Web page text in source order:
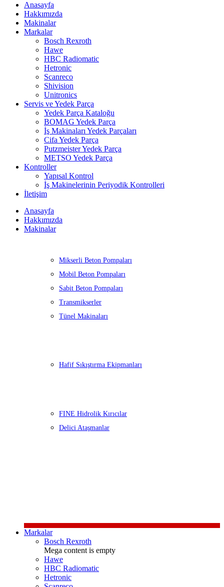
Anasayfa
Hakkımızda
Makinalar
Markalar
Bosch Rexroth
Hawe
HBC Radiomatic
Hetronic
Scanreco
Shivision
Unitronics
Servis ve Yedek Parça
Yedek Parça Kataloğu
BOMAG Yedek Parça
İş Makinaları Yedek Parçaları
Cifa Yedek Parça
Putzmeister Yedek Parça
METSO Yedek Parça
Kontroller
Yapısal Kontrol
İş Makinelerinin Periyodik Kontrolleri
İletişim
Anasayfa
Hakkımızda
Makinalar
Mikserli Beton Pompaları
Mobil Beton Pompaları
Sabit Beton Pompaları
Transmikserler
Tünel Makinaları
Hafif Sıkıştırma Ekipmanları
FINE Hidrolik Kırıcılar
Delici Ataşmanlar
Markalar
Bosch Rexroth
Mega content is empty
Hawe
HBC Radiomatic
Hetronic